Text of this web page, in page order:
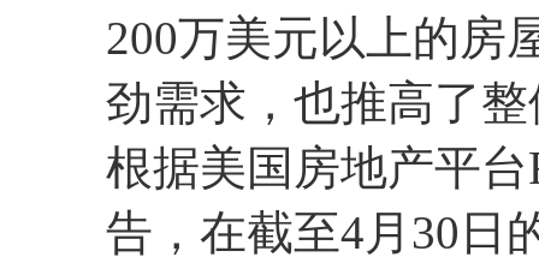
200万美元以上的房
劲需求，也推高了
根据美国房地产平
告，在截至4月30日